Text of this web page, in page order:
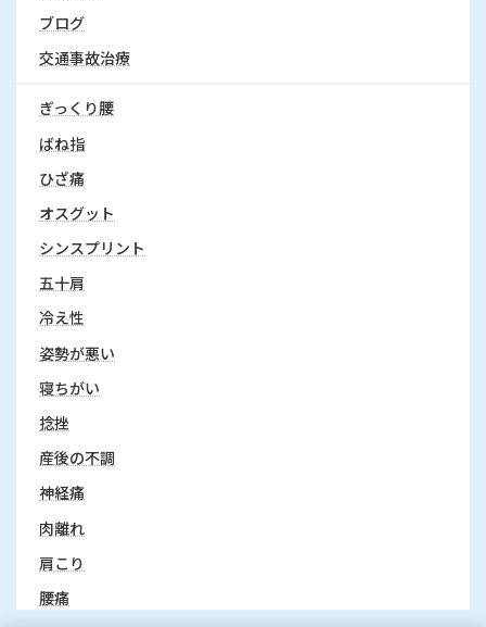
ブログ
交通事故治療
ぎっくり腰
ばね指
ひざ痛
オスグット
シンスプリント
五十肩
冷え性
姿勢が悪い
寝ちがい
捻挫
産後の不調
神経痛
肉離れ
肩こり
腰痛